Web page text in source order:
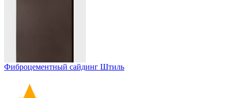
Фиброцементный сайдинг Штиль